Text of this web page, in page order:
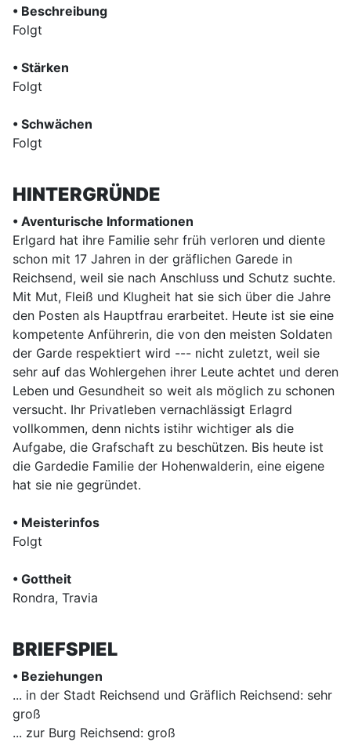
• Beschreibung
Folgt
• Stärken
Folgt
• Schwächen
Folgt
HINTERGRÜNDE
• Aventurische Informationen
Erlgard hat ihre Familie sehr früh verloren und diente
schon mit 17 Jahren in der gräflichen Garede in
Reichsend, weil sie nach Anschluss und Schutz suchte.
Mit Mut, Fleiß und Klugheit hat sie sich über die Jahre
den Posten als Hauptfrau erarbeitet. Heute ist sie eine
kompetente Anführerin, die von den meisten Soldaten
der Garde respektiert wird --- nicht zuletzt, weil sie
sehr auf das Wohlergehen ihrer Leute achtet und deren
Leben und Gesundheit so weit als möglich zu schonen
versucht. Ihr Privatleben vernachlässigt Erlagrd
vollkommen, denn nichts istihr wichtiger als die
Aufgabe, die Grafschaft zu beschützen. Bis heute ist
die Gardedie Familie der Hohenwalderin, eine eigene
hat sie nie gegründet.
• Meisterinfos
Folgt
• Gottheit
Rondra, Travia
BRIEFSPIEL
• Beziehungen
... in der Stadt Reichsend und Gräflich Reichsend: sehr
groß
... zur Burg Reichsend: groß